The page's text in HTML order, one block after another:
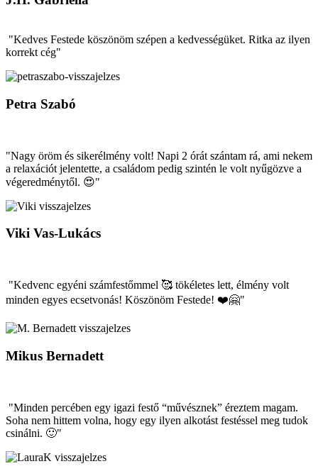
"Kedves Festede köszönöm szépen a kedvességüket. Ritka az ilyen
korrekt cég"
Petra Szabó
"Nagy öröm és sikerélmény volt! Napi 2 órát szántam rá, ami nekem
a relaxációt jelentette, a családom pedig szintén le volt nyűgözve a
végeredménytől. 😍"
Viki Vas-Lukács
"Kedvenc egyéni számfestőmmel 🥰 tökéletes lett, élmény volt
minden egyes ecsetvonás! Köszönöm Festede! ❤️🤗"
Mikus Bernadett
"Minden percében egy igazi festő “művésznek” éreztem magam.
Soha nem hittem volna, hogy egy ilyen alkotást festéssel meg tudok
csinálni. 🙂"